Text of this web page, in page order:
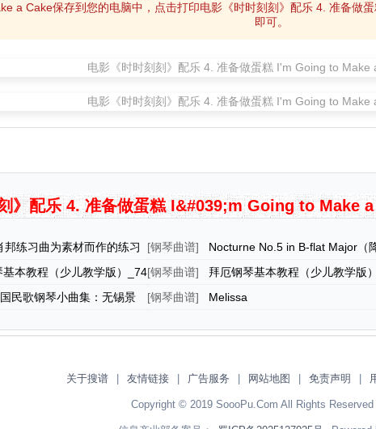
a Cake保存到您的电脑中，点击打印电影《时时刻刻》配乐 4. 准备做
即可。
》配乐 4. 准备做蛋糕 I&#039;m Going to Make
邦练习曲为素材而作的练习
[钢琴曲谱]
Nocturne No.5 in B-flat Major（
大调第五号夜曲）
基本教程（少儿教学版）_74[钢琴曲谱]
拜厄钢琴基本教程（少儿教学版
歌
民歌钢琴小曲集：无锡景 [钢琴曲谱] Melissa
关于搜谱 友情链接 广告服务 网站地图 免责声明
Copyright © 2019 SoooPu.Com All Rights Reserved